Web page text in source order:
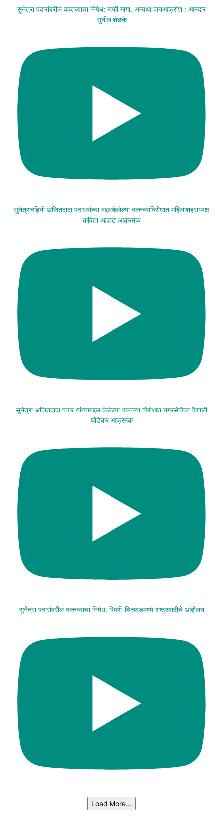
सुनेत्रा पवारांवरील वक्तव्याचा निषेध; माफी मागा, अन्यथा जनआक्रोश : आमदार
सुनील शेळके
सुनेत्रावहिनी अजितदादा पवारयांच्या बद्दलकेलेल्या वक्तव्याविरोधात महिलाशहराध्यक्ष
कविता अल्हाट आक्रमक
सुनेत्रा अजितदादा पवार यांच्याबद्दल केलेल्या वक्तव्या विरोधात नगरसेविका वैशाली
घोडेकर आक्रमक
सुनेत्रा पवारांवरील वक्तव्याचा निषेध; पिंपरी-चिंचवडमध्ये राष्ट्रवादीचे आंदोलन
Load More...